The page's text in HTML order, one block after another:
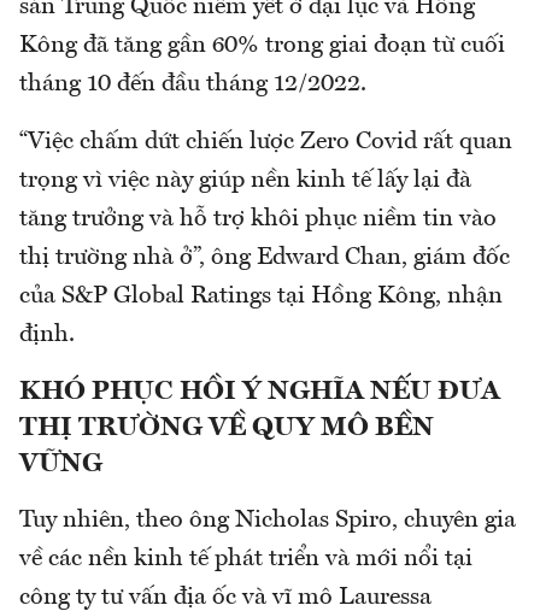
sản Trung Quốc niêm yết ở đại lục và Hồng
Kông đã tăng gần 60% trong giai đoạn từ cuối
tháng 10 đến đầu tháng 12/2022.
“Việc chấm dứt chiến lược Zero Covid rất quan
trọng vì việc này giúp nền kinh tế lấy lại đà
tăng trưởng và hỗ trợ khôi phục niềm tin vào
thị trường nhà ở”, ông Edward Chan, giám đốc
của S&P Global Ratings tại Hồng Kông, nhận
định.
KHÓ PHỤC HỒI Ý NGHĨA NẾU ĐƯA
THỊ TRƯỜNG VỀ QUY MÔ BỀN
VỮNG
Tuy nhiên, theo ông Nicholas Spiro, chuyên gia
về các nền kinh tế phát triển và mới nổi tại
công ty tư vấn địa ốc và vĩ mô Lauressa